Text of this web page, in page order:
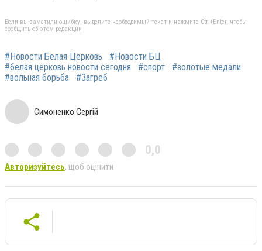
Если вы заметили ошибку, выделите необходимый текст и нажмите Ctrl+Enter, чтобы
сообщить об этом редакции
#Новости Белая Церковь
#Новости БЦ
#белая церковь новости сегодня
#спорт
#золотые медали
#вольная борьба
#Загреб
Симоненко Сергій
0,0
Авторизуйтесь, щоб оцінити